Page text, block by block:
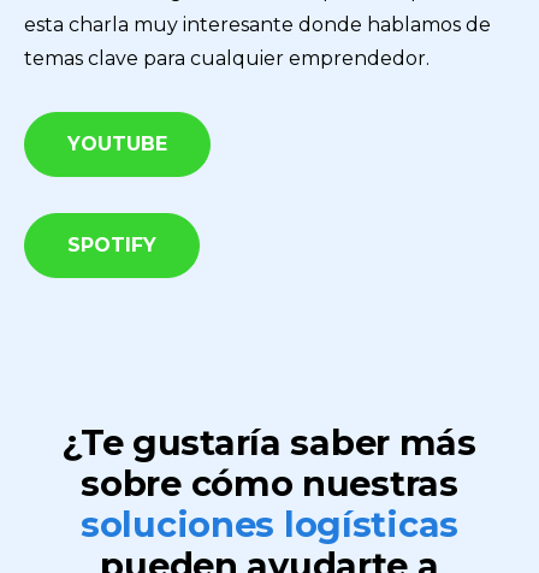
esta charla muy interesante donde hablamos de
temas clave para cualquier emprendedor.
YOUTUBE
SPOTIFY
¿Te gustaría saber más
sobre cómo nuestras
soluciones logísticas